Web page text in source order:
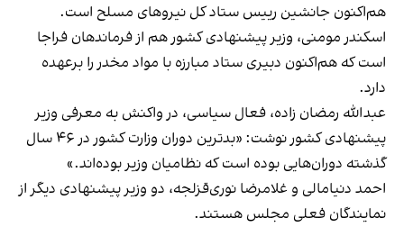
هم‌اکنون جانشین رییس ستاد کل نیروهای مسلح است.
اسکندر مومنی، وزیر پیشنهادی کشور هم از فرماندهان فراجا
است که هم‌اکنون دبیری ستاد مبارزه با مواد مخدر را برعهده
دارد.
عبدالله رمضان زاده، فعال سیاسی، در واکنش به معرفی وزیر
پیشنهادی کشور نوشت: «بدترين دوران وزارت کشور در ۴۶ سال
گذشته دوران‌هایی بوده است که نظامیان وزیر بوده‌اند.»
احمد دنیامالی و غلامرضا نوری‌قزلجه، دو وزیر پیشنهادی دیگر از
نمایندگان فعلی مجلس هستند.